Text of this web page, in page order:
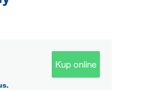
Kup online